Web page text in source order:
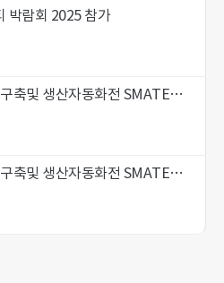
박람회 2025 참가
[소식]제6회 스마트공장 구축및 생산자동화전 SMATEC 2024 전시회 참가
[소식]제5회 스마트공장 구축및 생산자동화전 SMATEC 2023 전시회 참가